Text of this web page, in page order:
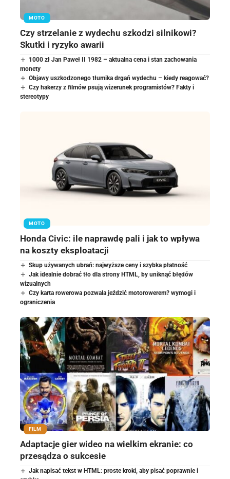
MOTO
Czy strzelanie z wydechu szkodzi silnikowi?
Skutki i ryzyko awarii
1000 zł Jan Paweł II 1982 – aktualna cena i stan zachowania
monety
Objawy uszkodzonego tłumika drgań wydechu – kiedy reagować?
Czy hakerzy z filmów psują wizerunek programistów? Fakty i
stereotypy
MOTO
Honda Civic: ile naprawdę pali i jak to wpływa
na koszty eksploatacji
Skup używanych ubrań: najwyższe ceny i szybka płatność
Jak idealnie dobrać tło dla strony HTML, by uniknąć błędów
wizualnych
Czy karta rowerowa pozwala jeździć motorowerem? wymogi i
ograniczenia
FILM
Adaptacje gier wideo na wielkim ekranie: co
przesądza o sukcesie
Jak napisać tekst w HTML: proste kroki, aby pisać poprawnie i